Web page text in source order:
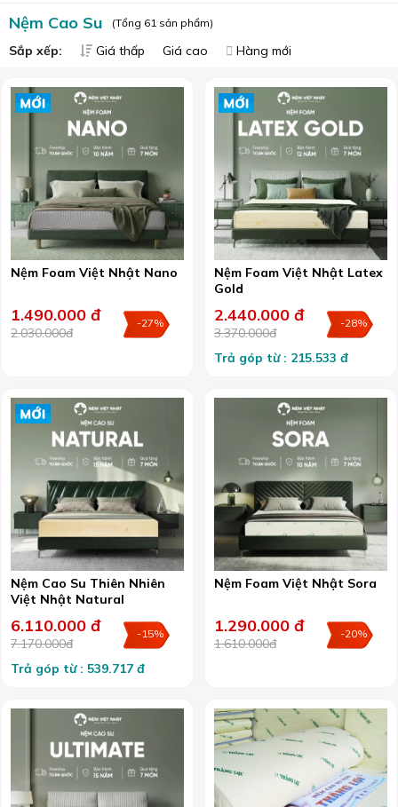
Nệm Cao Su (Tổng 61 sản phẩm)
Sắp xếp: Giá thấp Giá cao Hàng mới
Nệm Foam Việt Nhật Nano
1.490.000 đ
2.030.000đ
-27%
Nệm Foam Việt Nhật Latex
Gold
2.440.000 đ
3.370.000đ
-28%
Trả góp từ : 215.533 đ
Nệm Cao Su Thiên Nhiên
Việt Nhật Natural
6.110.000 đ
7.170.000đ
-15%
Trả góp từ : 539.717 đ
Nệm Foam Việt Nhật Sora
1.290.000 đ
1.610.000đ
-20%